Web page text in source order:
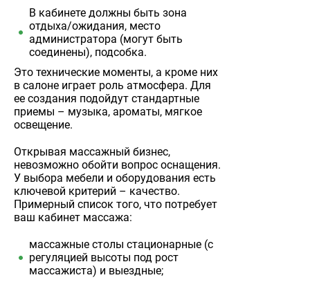
В кабинете должны быть зона
отдыха/ожидания, место
администратора (могут быть
соединены), подсобка.
Это технические моменты, а кроме них
в салоне играет роль атмосфера. Для
ее создания подойдут стандартные
приемы – музыка, ароматы, мягкое
освещение.
Открывая массажный бизнес,
невозможно обойти вопрос оснащения.
У выбора мебели и оборудования есть
ключевой критерий – качество.
Примерный список того, что потребует
ваш кабинет массажа:
массажные столы стационарные (с
регуляцией высоты под рост
массажиста) и выездные;